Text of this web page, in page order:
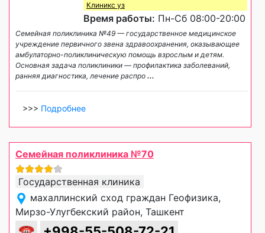
Клиникс уз
Время работы: Пн-Сб 08:00-20:00
Семейная поликлиника №49 — государственное медицинское
учреждение первичного звена здравоохранения, оказывающее
амбулаторно-поликлиническую помощь взрослым и детям.
Основная задача поликлиники — профилактика заболеваний,
ранняя диагностика, лечение распро ...
>>> Подробнее
Семейная поликлиника №70
Государственная клиника
махаллинский сход граждан Геофизика,
Мирзо-Улугбекский район, Ташкент